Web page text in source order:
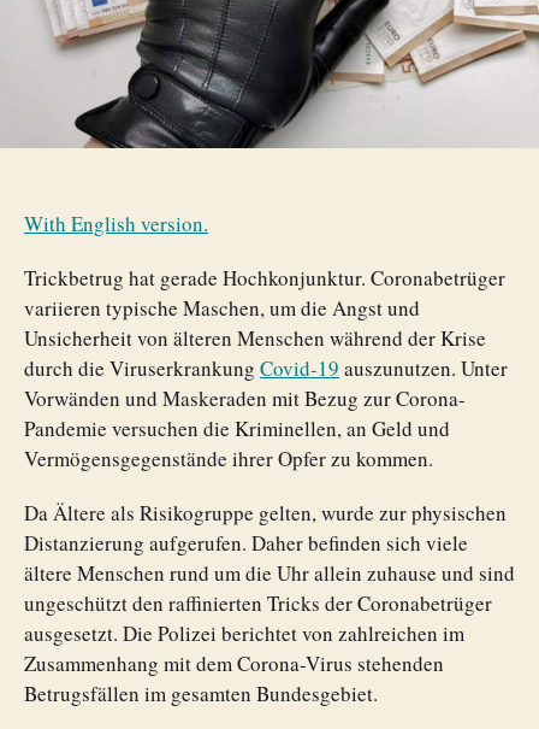
With English version.
Trickbetrug hat gerade Hochkonjunktur. Coronabetrüger
variieren typische Maschen, um die Angst und
Unsicherheit von älteren Menschen während der Krise
durch die Viruserkrankung Covid-19 auszunutzen. Unter
Vorwänden und Maskeraden mit Bezug zur Corona-
Pandemie versuchen die Kriminellen, an Geld und
Vermögensgegenstände ihrer Opfer zu kommen.
Da Ältere als Risikogruppe gelten, wurde zur physischen
Distanzierung aufgerufen. Daher befinden sich viele
ältere Menschen rund um die Uhr allein zuhause und sind
ungeschützt den raffinierten Tricks der Coronabetrüger
ausgesetzt. Die Polizei berichtet von zahlreichen im
Zusammenhang mit dem Corona-Virus stehenden
Betrugsfällen im gesamten Bundesgebiet.